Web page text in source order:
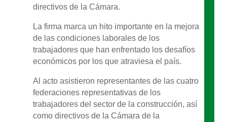
directivos de la Cámara.
La firma marca un hito importante en la mejora
de las condiciones laborales de los
trabajadores que han enfrentado los desafíos
económicos por los que atraviesa el país.
Al acto asistieron representantes de las cuatro
federaciones representativas de los
trabajadores del sector de la construcción, así
como directivos de la Cámara de la